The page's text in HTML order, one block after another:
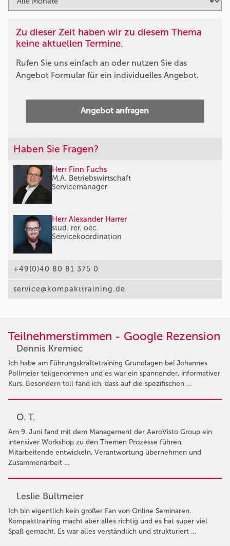
Zu dieser Zeit haben wir zu diesem Thema
keine aktuellen Termine.
Rufen Sie uns einfach an oder nutzen Sie das
Angebot Formular für ein individuelles Angebot.
Angebot anfragen
Haben Sie Fragen?
Herr Finn Fuchs
M.A. Betriebswirtschaft
Servicemanager
Herr Alexander Harrer
stud. rer. oec.
Servicekoordination
+49(0)40 80 81 375 0
service@kompakttraining.de
Teilnehmerstimmen - Google Rezension
Dennis Kremiec
Ich habe am Führungskräftetraining Grundlagen bei Johannes
Pollmeier teilgenommen und es war ein spannender, informativer
Kurs. Besondern toll fand ich, dass auf die spezifischen …
O. T.
Am 9. Juni fand mit dem Management der AeroVisto Group ein
intensiver Workshop zu den Themen Prozesse führen,
Mitarbeitende entwickeln, Verantwortung übernehmen und
Zusammenarbeit …
Leslie Bultmeier
Ich bin eigentlich kein großer Fan von Online Seminaren.
Kompakttraining macht aber alles richtig und es hat super viel
Spaß gemacht. Es war alles verständlich und strukturiert …